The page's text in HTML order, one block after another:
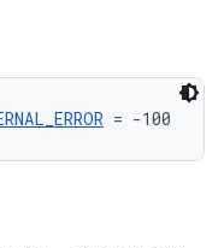
= -100